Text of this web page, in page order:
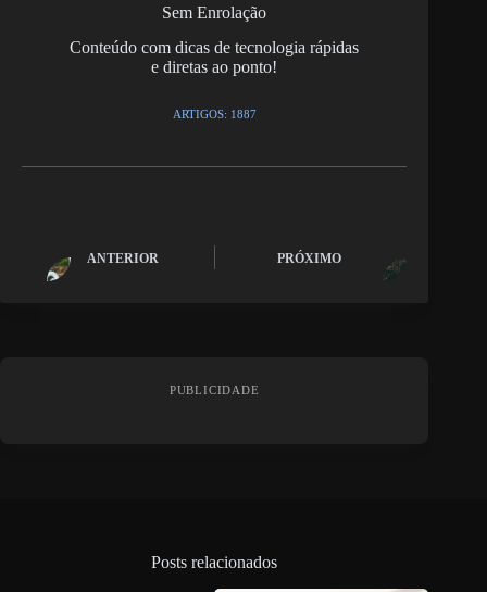
Sem Enrolação
Conteúdo com dicas de tecnologia rápidas
e diretas ao ponto!
ARTIGOS: 1887
ANTERIOR PRÓXIMO
PUBLICIDADE
Posts relacionados